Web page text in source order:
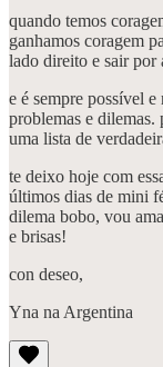
quando temos
ganhamos coragem
lado direito e sair por
e é sempre possível
problemas e dilemas.
uma lista de
te deixo hoje com
últimos dias de mini
dilema bobo, vou
e brisas!
con deseo,
Yna na Argentina